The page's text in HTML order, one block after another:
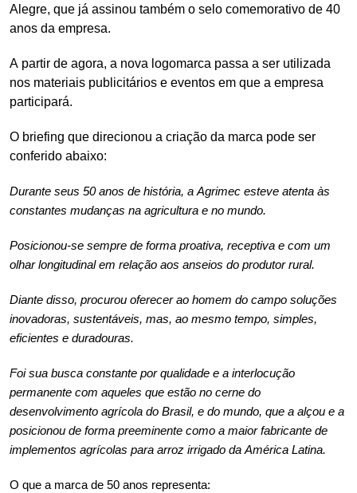
Alegre, que já assinou também o selo comemorativo de 40
anos da empresa.
A partir de agora, a nova logomarca passa a ser utilizada
nos materiais publicitários e eventos em que a empresa
participará.
O briefing que direcionou a criação da marca pode ser
conferido abaixo:
Durante seus 50 anos de história, a Agrimec esteve atenta às
constantes mudanças na agricultura e no mundo.
Posicionou-se sempre de forma proativa, receptiva e com um
olhar longitudinal em relação aos anseios do produtor rural.
Diante disso, procurou oferecer ao homem do campo soluções
inovadoras, sustentáveis, mas, ao mesmo tempo, simples,
eficientes e duradouras.
Foi sua busca constante por qualidade e a interlocução
permanente com aqueles que estão no cerne do
desenvolvimento agrícola do Brasil, e do mundo, que a alçou e a
posicionou de forma preeminente como a maior fabricante de
implementos agrícolas para arroz irrigado da América Latina.
O que a marca de 50 anos representa: